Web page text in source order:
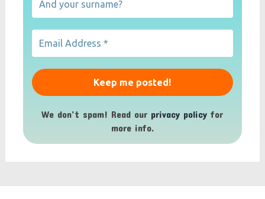
We don’t spam! Read our privacy policy for
more info.